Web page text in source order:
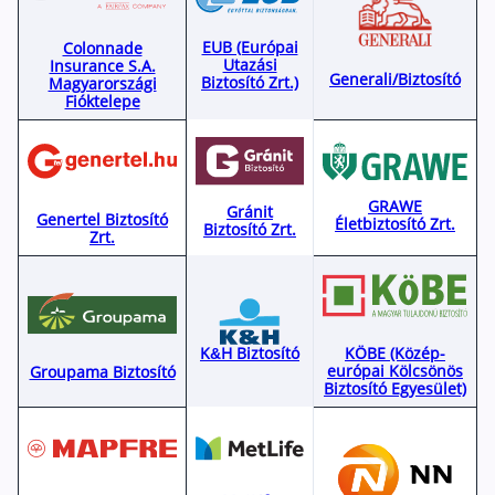
Nyugdíj kisokos – A magyar nyugdíjrendszer
Egyszerű Állami Nyugdíjkalkulátor
Önkéntes Nyugdíjpénztárak hozamai
Nyugdíjbiztosítás
Nyugdíjbiztosítás vagy NYESZ? Melyik a jobb?
Melyik a legolcsóbb nyugdíjbiztosítás?
Önkéntes nyugdíjpénztár vagy
Nyugdíjbiztosítás adókedvezmény és adójóváírás
KATA Nyugdíj: így használd ki az
Nyugdíjbiztosítás kalkulátor
Nyugdíjbiztosítás hozamok
Nyugdíjbiztosítás költségek
Életbiztosítások
Colonnade
Insurance S.A.
Magyarországi
Fióktelepe
EUB (Európai
Utazási
Biztosító Zrt.)
Generali/Biztosító
Genertel Biztosító
Zrt.
Gránit
Biztosító Zrt.
GRAWE
Életbiztosító Zrt.
Groupama Biztosító
K&H Biztosító
KÖBE (Közép-
európai Kölcsönös
Biztosító Egyesület)